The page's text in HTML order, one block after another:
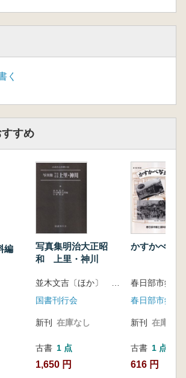
く
すめ
編
写真集明治大正昭
和 上里・神川
並木文吉〔ほか〕 共編
国書刊行会
新刊 在庫なし
古書 1 点
1,650 円
かすかべ写
新刊 在庫なし
古書 1 点
616 円